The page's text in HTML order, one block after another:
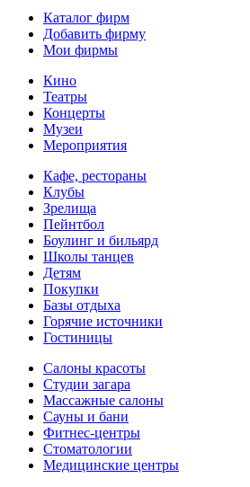
Каталог фирм
Добавить фирму
Мои фирмы
Кино
Театры
Концерты
Музеи
Мероприятия
Кафе, рестораны
Клубы
Зрелища
Пейнтбол
Боулинг и бильярд
Школы танцев
Детям
Покупки
Базы отдыха
Горячие источники
Гостиницы
Салоны красоты
Студии загара
Массажные салоны
Сауны и бани
Фитнес-центры
Стоматологии
Медицинские центры